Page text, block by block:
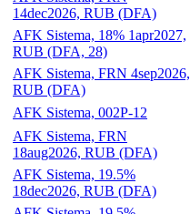
14dec2026, RUB (DFA)
AFK Sistema, 18% 1apr2027,
RUB (DFA, 28)
AFK Sistema, FRN 4sep2026,
RUB (DFA)
AFK Sistema, 002P-12
AFK Sistema, FRN
18aug2026, RUB (DFA)
AFK Sistema, 19.5%
18dec2026, RUB (DFA)